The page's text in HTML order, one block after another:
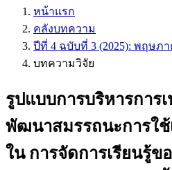
หน้าแรก
คลังบทความ
ปีที่ 4 ฉบับที่ 3 (2025): พฤษภ
บทความวิจัย
รูปแบบการบริหารการ
พัฒนาสมรรถนะการใ
ใน การจัดการเรียนรู้ข